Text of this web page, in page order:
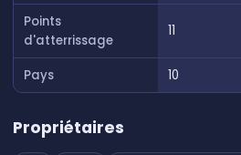
Points
d'atterrissage
11
Pays 10
Propriétaires